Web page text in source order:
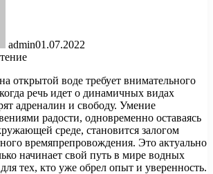
admin01.07.2022
открытой воде требует внимательного
речь идет о динамичных видах
адреналин и свободу. Умение
радости, одновременно оставаясь
среде, становится залогом
времяпрепровождения. Это актуально
начинает свой путь в мире водных
тех, кто уже обрел опыт и уверенность.